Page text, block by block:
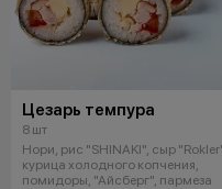
Цезарь темпура
8 шт
Нори, рис "SHINAKI", сыр
курица холодного копчения,
помидоры, "Айсберг", пармеза